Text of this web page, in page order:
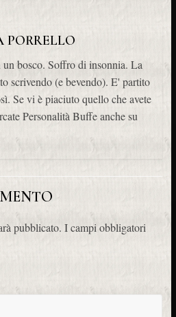
PORRELLO
bosco. Soffro di insonnia. La
scrivendo (e bevendo). E' partito
Se vi è piaciuto quello che avete
Personalità Buffe anche su
pubblicato. I campi obbligatori